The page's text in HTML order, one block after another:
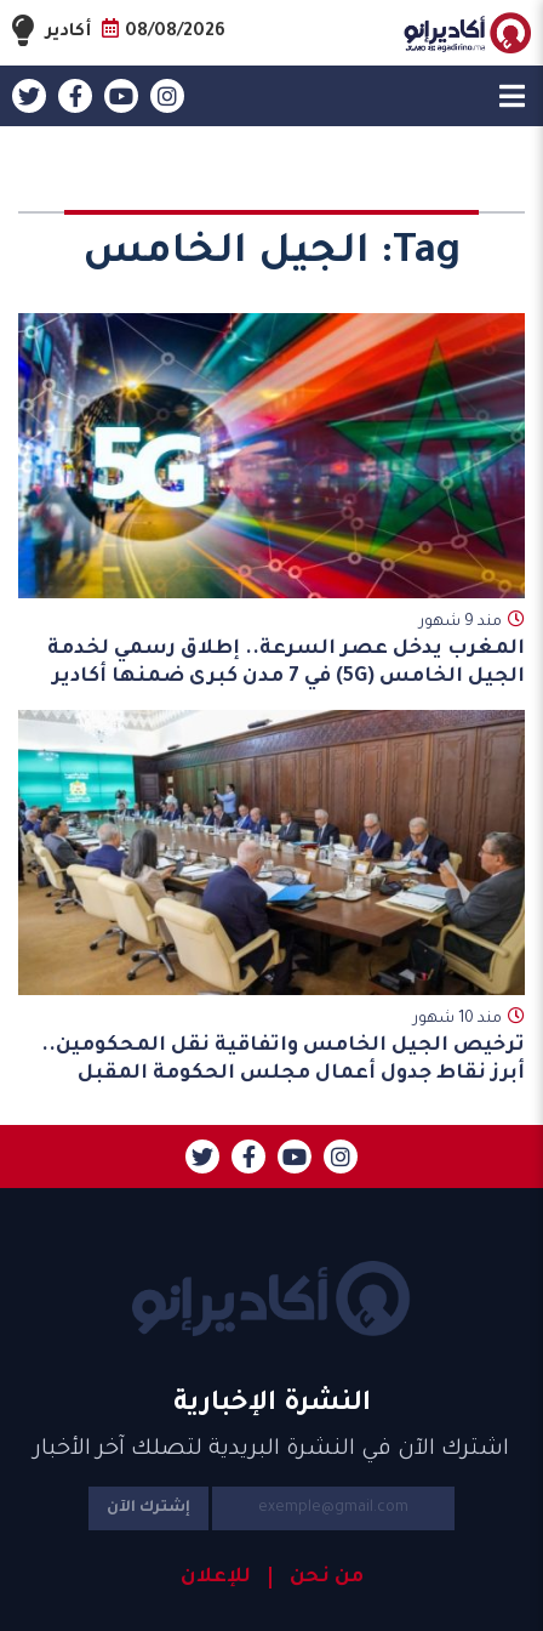
08/08/2026 أكادير
Tag: الجيل الخامس
مند 9 شهور
المغرب يدخل عصر السرعة.. إطلاق رسمي لخدمة
الجيل الخامس (5G) في 7 مدن كبرى ضمنها أكادير
مند 10 شهور
ترخيص الجيل الخامس واتفاقية نقل المحكومين..
أبرز نقاط جدول أعمال مجلس الحكومة المقبل
النشرة الإخبارية
اشترك الآن في النشرة البريدية لتصلك آخر الأخبار
إشترك الآن
من نحن للإعلان